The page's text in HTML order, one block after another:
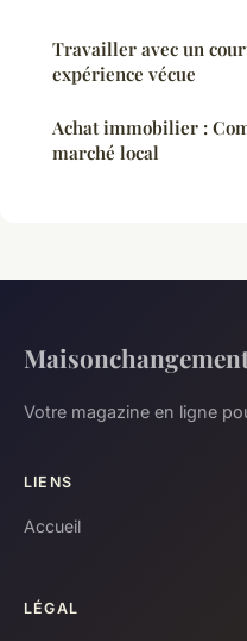
Travailler avec un
expérience vécue
Achat immobilier :
marché local
Votre magazine en ligne
LIENS
Accueil
LÉGAL